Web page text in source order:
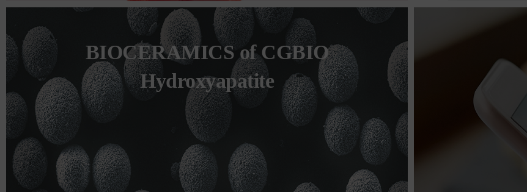
BIOCERAMICS of CGBIO
Hydroxyapatite